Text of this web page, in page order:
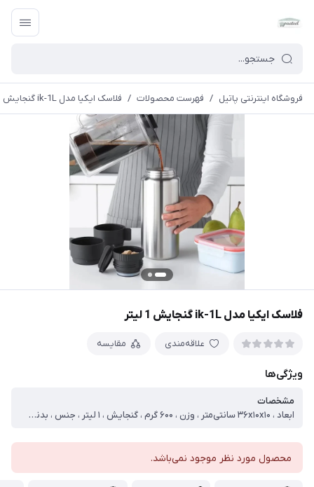
فروشگاه اینترنتی پاتیل / فهرست محصولات / فلاسک ایکیا مدل ik-1L گنجایش 1 لیتر
فلاسک ایکیا مدل ik-1L گنجایش 1 لیتر
علاقه‌مندی مقایسه
ویژگی‌ها
مشخصات
ابعاد ، ۳۶x۱۰x۱۰ سانتی‌متر ، وزن ، ۶۰۰ گرم ، گنجایش ، ۱ لیتر ، جنس ، بدنه استیل گرید+++A درب پلاستیک با کیفیت بالا ۳ لیوان ۱ محفظه چای / قند/ شکر ، توضیحات دما ، ۶ ساعت قابلیت گرم و سرد نگه داشتن ، نحوه خروج نوشیدنی ، پیچشی ، نوع دهانه ، پیچی ، نوع عایق حرارتی ، گاز ، کشور مبدا برند ، ترکیه
محصول مورد نظر موجود نمی‌باشد.